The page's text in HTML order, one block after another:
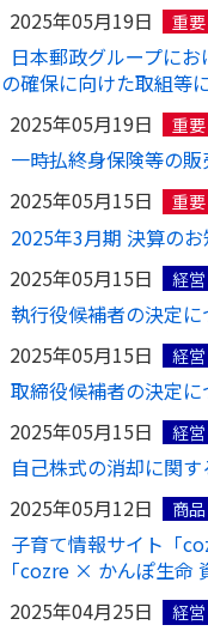
2025年05月19日 重要
日本郵政グループに
の確保に向けた取組等
2025年05月19日
重要
一時払終身保険等の
2025年05月15日
重要
2025年3月期 決算の
2025年05月15日
経
執行役候補者の決定に
2025年05月15日
経
取締役候補者の決定に
2025年05月15日
経
自己株式の消却に関
2025年05月12日
商
子育て情報サイト「
「cozre × かんぽ生命
2025年04月25日
経